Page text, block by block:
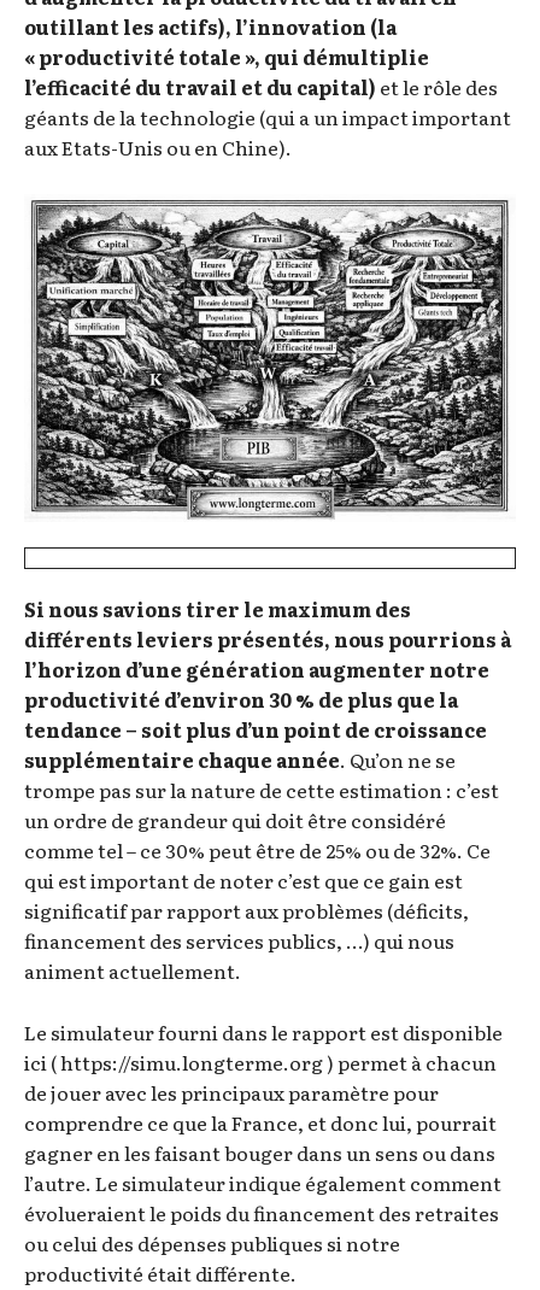
outillant les actifs), l’innovation (la
« productivité totale », qui démultiplie
l’efficacité du travail et du capital) et le rôle des
géants de la technologie (qui a un impact important
aux Etats-Unis ou en Chine).
Si nous savions tirer le maximum des
différents leviers présentés, nous pourrions à
l’horizon d’une génération augmenter notre
productivité d’environ 30 % de plus que la
tendance – soit plus d’un point de croissance
supplémentaire chaque année. Qu’on ne se
trompe pas sur la nature de cette estimation : c’est
un ordre de grandeur qui doit être considéré
comme tel – ce 30% peut être de 25% ou de 32%. Ce
qui est important de noter c’est que ce gain est
significatif par rapport aux problèmes (déficits,
financement des services publics, …) qui nous
animent actuellement.
Le simulateur fourni dans le rapport est disponible
ici ( https://simu.longterme.org ) permet à chacun
de jouer avec les principaux paramètre pour
comprendre ce que la France, et donc lui, pourrait
gagner en les faisant bouger dans un sens ou dans
l’autre. Le simulateur indique également comment
évolueraient le poids du financement des retraites
ou celui des dépenses publiques si notre
productivité était différente.